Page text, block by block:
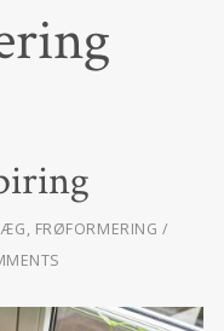
, FRØFORMERING